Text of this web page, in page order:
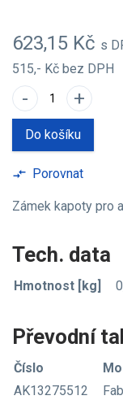
623,15 Kč s
515,- Kč bez DPH
- +
Do košíku
compare_arrows Porovnat
Zámek kapoty pro
Tech. data
Hmotnost [kg]
Převodní
Číslo
AK13275512